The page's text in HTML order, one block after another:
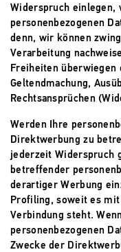
Widerspruch
personenbezogenen
denn, wir können
Verarbeitung
Freiheiten
Geltendmachung,
Rechtsansprüchen
Werden Ihre
Direktwerbung zu
jederzeit Widerspruch
betreffender
derartiger Werbung
Profiling, soweit es
Verbindung steht.
personenbezogenen
Zwecke der